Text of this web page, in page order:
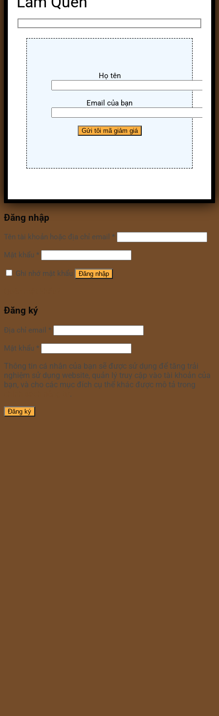
Họ tên
Email của bạn
Đăng nhập
Tên tài khoản hoặc địa chỉ email *
Mật khẩu *
Ghi nhớ mật khẩu Đăng nhập
Đăng ký
Địa chỉ email *
Mật khẩu *
Thông tin cá nhân của bạn sẽ được sử dụng để tăng trải
nghiệm sử dụng website, quản lý truy cập vào tài khoản của
bạn, và cho các mục đích cụ thể khác được mô tả trong
Đăng ký